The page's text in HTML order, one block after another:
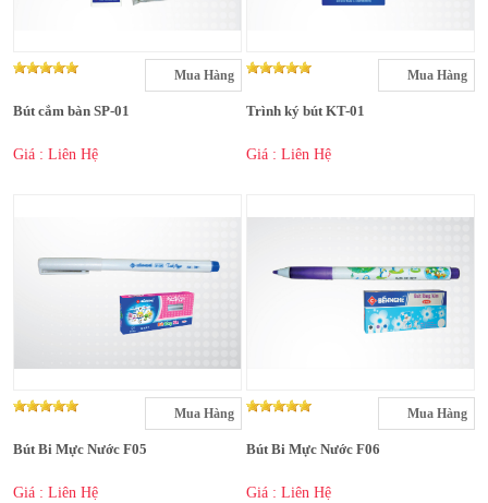
Mua Hàng
Bút cắm bàn SP-01
Giá : Liên Hệ
Mua Hàng
Trình ký bút KT-01
Giá : Liên Hệ
Mua Hàng
Bút Bi Mực Nước F05
Giá : Liên Hệ
Mua Hàng
Bút Bi Mực Nước F06
Giá : Liên Hệ